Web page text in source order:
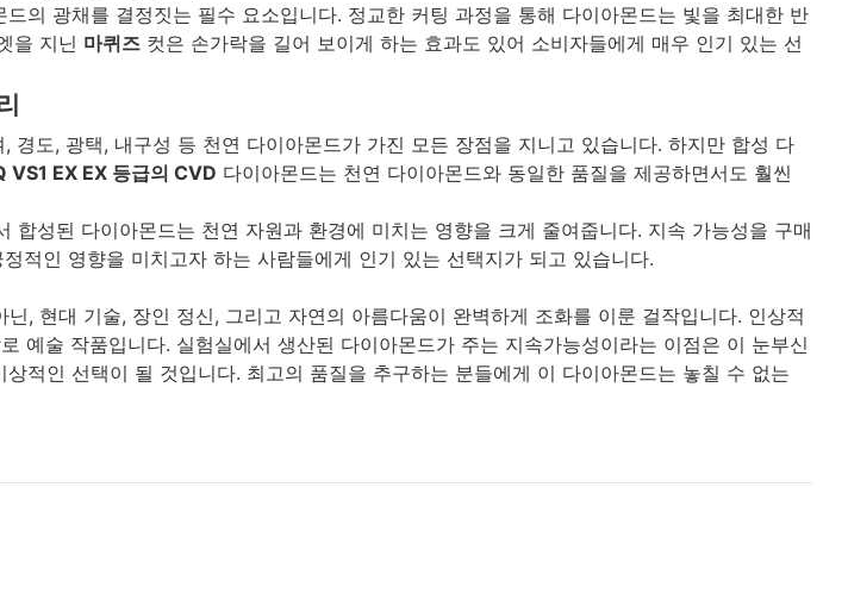
의 광채를 결정짓는 필수 요소입니다. 정교한 커팅 과정을 통해 다이아몬드는 빛을 최대한 반
을 지닌 마퀴즈 컷은 손가락을 길어 보이게 하는 효과도 있어 소비자들에게 매우 인기 있는 선
도, 광택, 내구성 등 천연 다이아몬드가 가진 모든 장점을 지니고 있습니다. 하지만 합성 다
VS1 EX EX 등급의 CVD 다이아몬드는 천연 다이아몬드와 동일한 품질을 제공하면서도 훨씬
성된 다이아몬드는 천연 자원과 환경에 미치는 영향을 크게 줄여줍니다. 지속 가능성을 구매
적인 영향을 미치고자 하는 사람들에게 인기 있는 선택지가 되고 있습니다.
, 현대 기술, 장인 정신, 그리고 자연의 아름다움이 완벽하게 조화를 이룬 걸작입니다. 인상적
예술 작품입니다. 실험실에서 생산된 다이아몬드가 주는 지속가능성이라는 이점은 이 눈부신
적인 선택이 될 것입니다. 최고의 품질을 추구하는 분들에게 이 다이아몬드는 놓칠 수 없는